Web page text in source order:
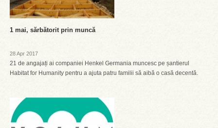
1 mai, sărbătorit prin muncă
28 Apr 2017
21 de angajați ai companiei Henkel Germania muncesc pe șantierul
Habitat for Humanity pentru a ajuta patru familii să aibă o casă decentă.